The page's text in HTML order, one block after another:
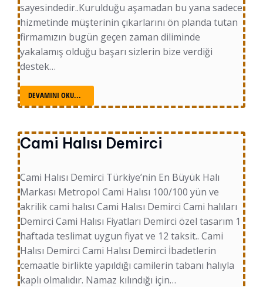
sayesindedir..Kurulduğu aşamadan bu yana sadece
hizmetinde müşterinin çıkarlarını ön planda tutan
firmamızın bugün geçen zaman diliminde
yakalamış olduğu başarı sizlerin bize verdiği
destek…
DEVAMINI OKU...
Cami Halısı Demirci
Cami Halısı Demirci Türkiye’nin En Büyük Halı
Markası Metropol Cami Halısı 100/100 yün ve
akrilik cami halısı Cami Halısı Demirci Cami halıları
Demirci Cami Halısı Fiyatları Demirci özel tasarım 1
haftada teslimat uygun fiyat ve 12 taksit.. Cami
Halısı Demirci Cami Halısı Demirci İbadetlerin
cemaatle birlikte yapıldığı camilerin tabanı halıyla
kaplı olmalıdır. Namaz kılındığı için…